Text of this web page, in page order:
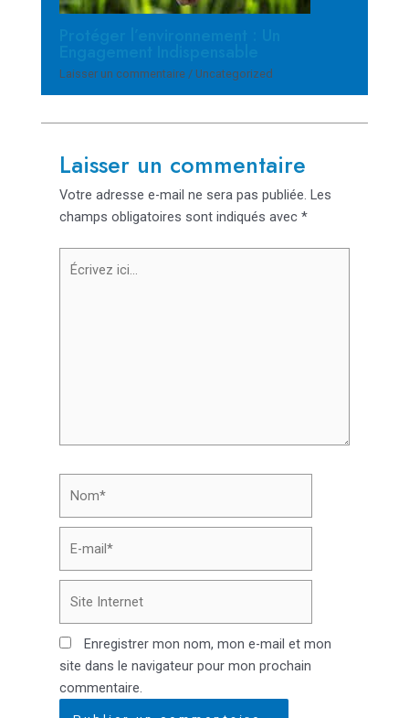
Laisser un commentaire / Uncategorized
Laisser un commentaire
Votre adresse e-mail ne sera pas publiée. Les
champs obligatoires sont indiqués avec *
Écrivez
ici…
Internet
Enregistrer mon nom, mon e-mail et mon
site dans le navigateur pour mon prochain
commentaire.